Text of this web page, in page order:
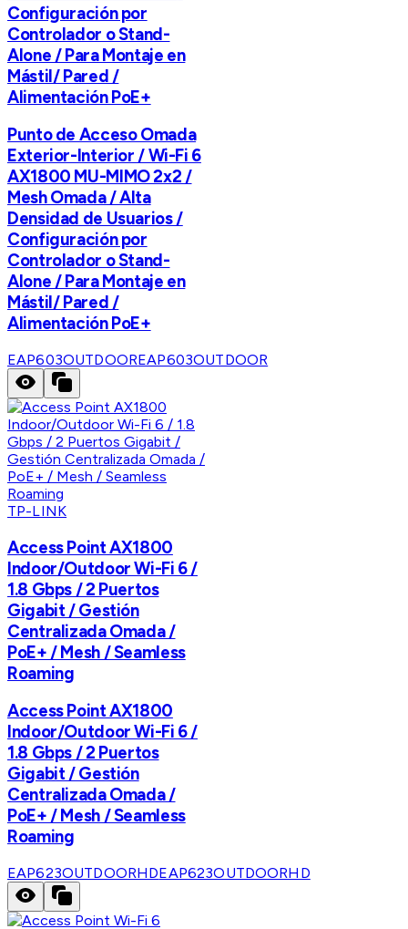
Configuración por
Controlador o Stand-
Alone / Para Montaje en
Mástil/ Pared /
Alimentación PoE+
Punto de Acceso Omada
Exterior-Interior / Wi-Fi 6
AX1800 MU-MIMO 2x2 /
Mesh Omada / Alta
Densidad de Usuarios /
Configuración por
Controlador o Stand-
Alone / Para Montaje en
Mástil/ Pared /
Alimentación PoE+
EAP603OUTDOOREAP603OUTDOOR
TP-LINK
Access Point AX1800
Indoor/Outdoor Wi-Fi 6 /
1.8 Gbps / 2 Puertos
Gigabit / Gestión
Centralizada Omada /
PoE+ / Mesh / Seamless
Roaming
Access Point AX1800
Indoor/Outdoor Wi-Fi 6 /
1.8 Gbps / 2 Puertos
Gigabit / Gestión
Centralizada Omada /
PoE+ / Mesh / Seamless
Roaming
EAP623OUTDOORHDEAP623OUTDOORHD